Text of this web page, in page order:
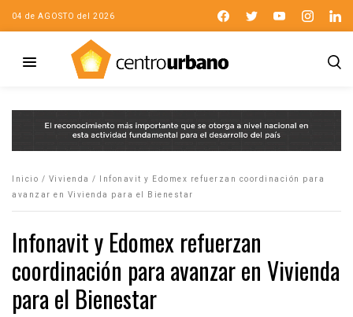
04 de AGOSTO del 2026
Inicio / Vivienda /
Infonavit y Edomex refuerzan coordinación para
avanzar en Vivienda para el Bienestar
Infonavit y Edomex refuerzan
coordinación para avanzar en Vivienda
para el Bienestar